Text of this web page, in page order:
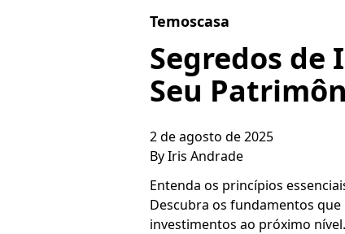
Temoscasa
Segredos
Seu
2 de agosto de 2025
ByIris Andrade
Entenda os princípios
Descubra os fundamentos
investimentos ao próximo nível.